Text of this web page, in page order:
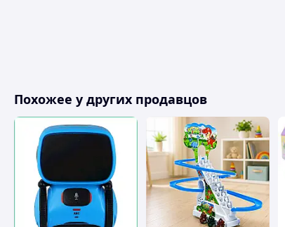
Танцующий кактус с
Весёлый и яркий танцующий кактусв
взрослых! Кактус одет в разноцветное
Похожее у других продавцов